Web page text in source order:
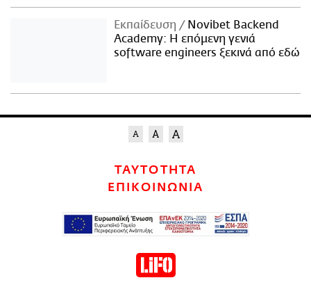
Εκπαίδευση
Novibet Backend
Academy: Η επόμενη γενιά
software engineers ξεκινά από εδώ
ΤΑΥΤΟΤΗΤΑ
ΕΠΙΚΟΙΝΩΝΙΑ